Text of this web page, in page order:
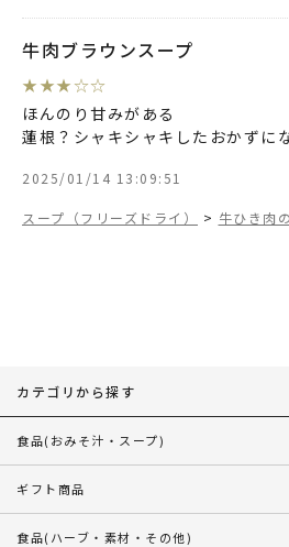
牛肉ブラウンスープ
★ ★★☆☆
ほんのり甘みがある
蓮根？シャキシャキしたおかずに
2025/01/14 13:09:51
スープ（フリーズドライ） > 牛ひき肉
カテゴリから探す
食品(おみそ汁・スープ)
ギフト商品
食品(ハーブ・素材・その他)